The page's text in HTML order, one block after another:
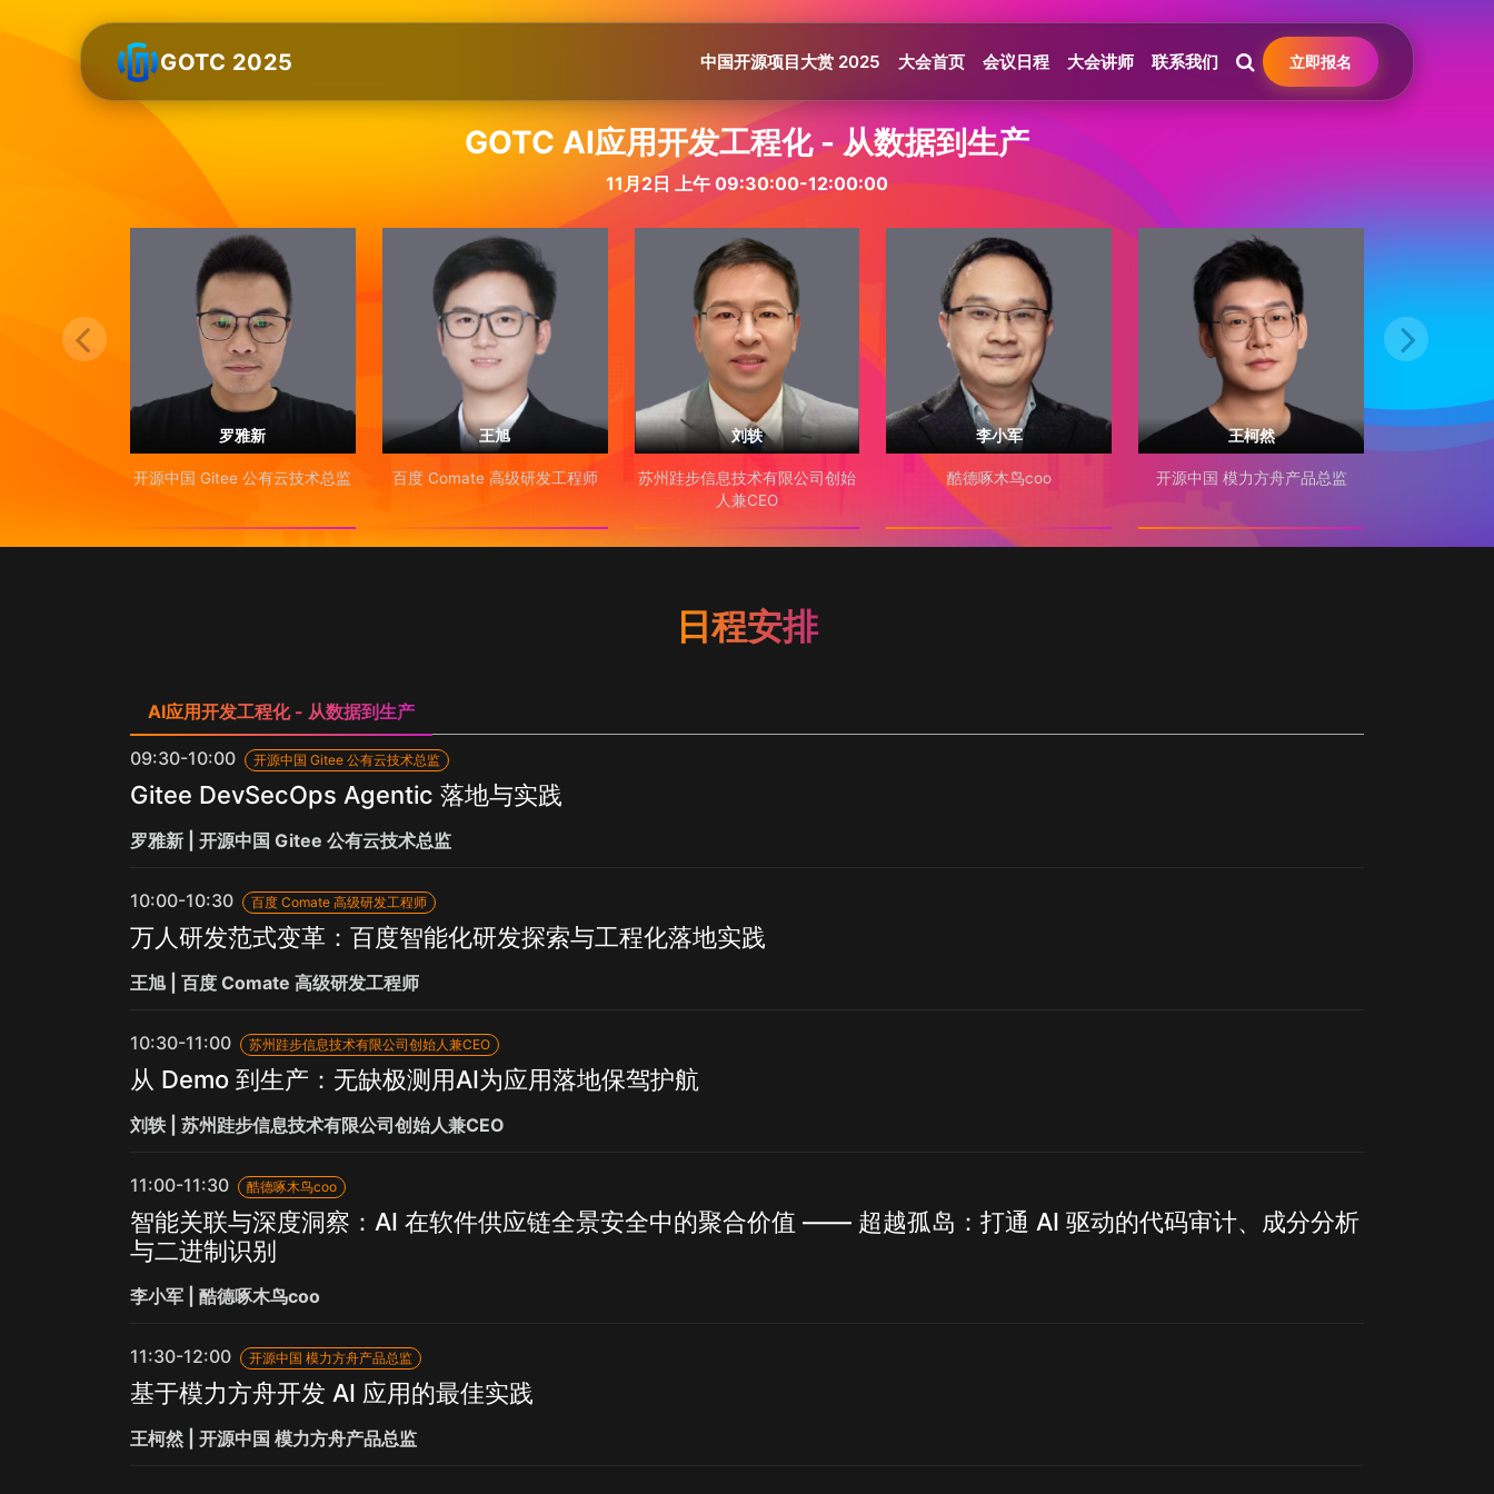
GOTC 2025 中国开源项目大赏 2025 大会首页 会议日程 大会讲师 联系我们 立即报名
GOTC AI应用开发工程化 - 从数据到生产
11月2日 上午 09:30:00-12:00:00
罗雅新
开源中国 Gitee 公有云技术总监
王旭
百度 Comate 高级研发工程师
刘轶
苏州跬步信息技术有限公司创始
人兼CEO
李小军
酷德啄木鸟coo
王柯然
开源中国 模力方舟产品总监
日程安排
AI应用开发工程化 - 从数据到生产
09:30-10:00 开源中国 Gitee 公有云技术总监
Gitee DevSecOps Agentic 落地与实践
罗雅新 | 开源中国 Gitee 公有云技术总监
10:00-10:30 百度 Comate 高级研发工程师
万人研发范式变革：百度智能化研发探索与工程化落地实践
王旭 | 百度 Comate 高级研发工程师
10:30-11:00 苏州跬步信息技术有限公司创始人兼CEO
从 Demo 到生产：无缺极测用AI为应用落地保驾护航
刘轶 | 苏州跬步信息技术有限公司创始人兼CEO
11:00-11:30 酷德啄木鸟coo
智能关联与深度洞察：AI 在软件供应链全景安全中的聚合价值 —— 超越孤岛：打通 AI 驱动的代码审计、成分分析
与二进制识别
李小军 | 酷德啄木鸟coo
11:30-12:00 开源中国 模力方舟产品总监
基于模力方舟开发 AI 应用的最佳实践
王柯然 | 开源中国 模力方舟产品总监